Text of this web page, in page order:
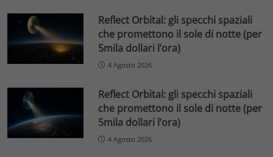
Reflect Orbital: gli specchi spaziali
che promettono il sole di notte (per
5mila dollari l’ora)
4 Agosto 2026
Reflect Orbital: gli specchi spaziali
che promettono il sole di notte (per
5mila dollari l’ora)
4 Agosto 2026